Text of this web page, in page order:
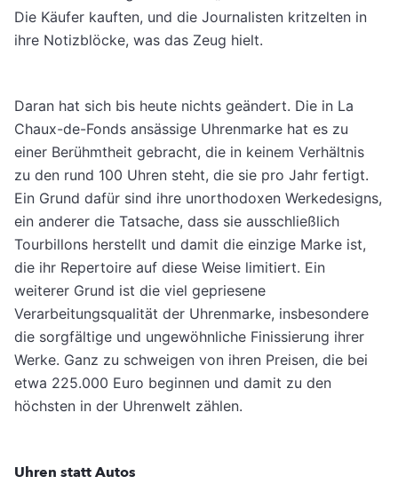
Die Käufer kauften, und die Journalisten kritzelten in
ihre Notizblöcke, was das Zeug hielt.
Daran hat sich bis heute nichts geändert. Die in La
Chaux-de-Fonds ansässige Uhrenmarke hat es zu
einer Berühmtheit gebracht, die in keinem Verhältnis
zu den rund 100 Uhren steht, die sie pro Jahr fertigt.
Ein Grund dafür sind ihre unorthodoxen Werkedesigns,
ein anderer die Tatsache, dass sie ausschließlich
Tourbillons herstellt und damit die einzige Marke ist,
die ihr Repertoire auf diese Weise limitiert. Ein
weiterer Grund ist die viel gepriesene
Verarbeitungsqualität der Uhrenmarke, insbesondere
die sorgfältige und ungewöhnliche Finissierung ihrer
Werke. Ganz zu schweigen von ihren Preisen, die bei
etwa 225.000 Euro beginnen und damit zu den
höchsten in der Uhrenwelt zählen.
Uhren statt Autos